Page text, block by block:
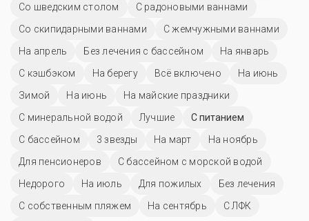
Со шведским столом
С радоновыми ваннами
Со скипидарными ваннами
С жемчужными ваннами
На апрель
Без лечения с бассейном
На январь
С кэшбэком
На берегу Всё включено
На июнь
Зимой
На июнь
На майские праздники
С минеральной водой
Лучшие
С питанием
C бассейном
3 звезды На март
На ноябрь
Для пенсионеров
С бассейном с морской водой
Недорого
На июль Для пожилых
Без лечения
С собственным пляжем
На сентябрь
С ЛФК